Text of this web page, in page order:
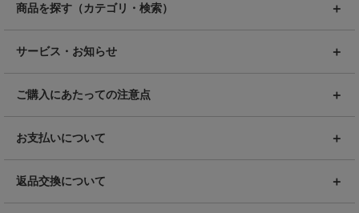
商品を探す（カテゴリ・検索）
サービス・お知らせ
ご購入にあたっての注意点
お支払いについて
返品交換について